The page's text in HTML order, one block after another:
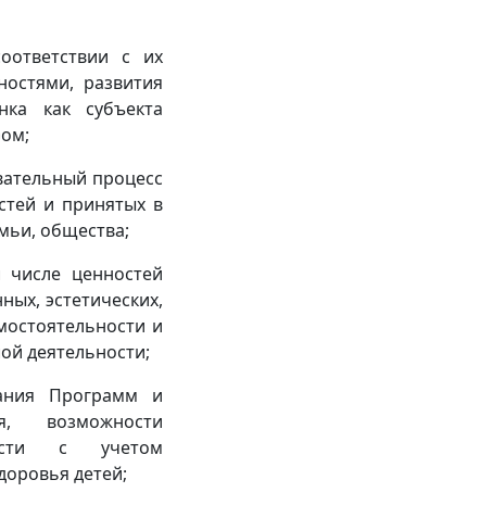
с их
развития
как субъекта
процесс
и принятых в
общества;
ценностей
эстетических,
и
деятельности;
Программ и
возможности
с учетом
детей;